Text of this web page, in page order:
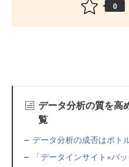
0
データ分析の質を高
覧
データ分析の成否はボト
「データインサイト×パ